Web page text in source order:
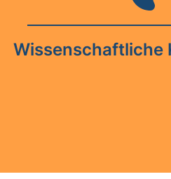
Wissenschaftliche